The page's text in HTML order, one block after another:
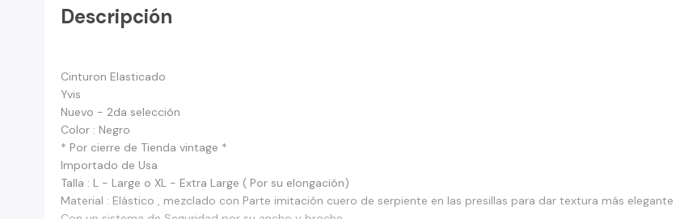
Descripción
Cinturon Elasticado
Yvis
Nuevo - 2da selección
Color : Negro
* Por cierre de Tienda vintage *
Importado de Usa
Talla : L - Large o XL - Extra Large ( Por su elongación)
Material : Elástico , mezclado con Parte imitación cuero de serpiente en las presillas para dar textura más elegante